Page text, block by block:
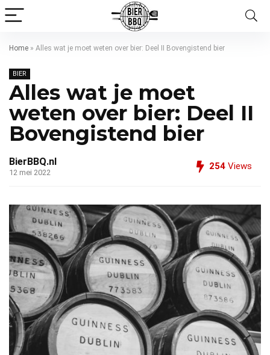
Home » Alles wat je moet weten over bier: Deel II Bovengistend bier
BIER
Alles wat je moet
weten over bier: Deel II
Bovengistend bier
BierBBQ.nl
12 mei 2022
254 Views